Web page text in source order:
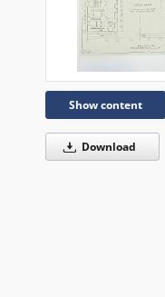
Show content
Download